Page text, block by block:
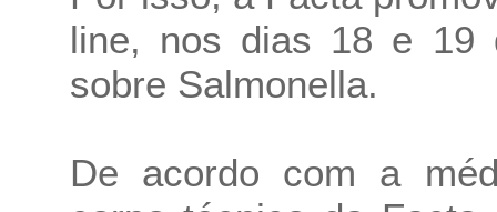
line, nos dias 18 e 19
sobre Salmonella.
De acordo com a